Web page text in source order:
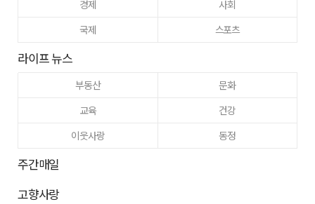
경제
사회
국제
스포츠
라이프 뉴스
부동산
문화
교육
건강
이웃사랑
동정
주간매일
고향사랑